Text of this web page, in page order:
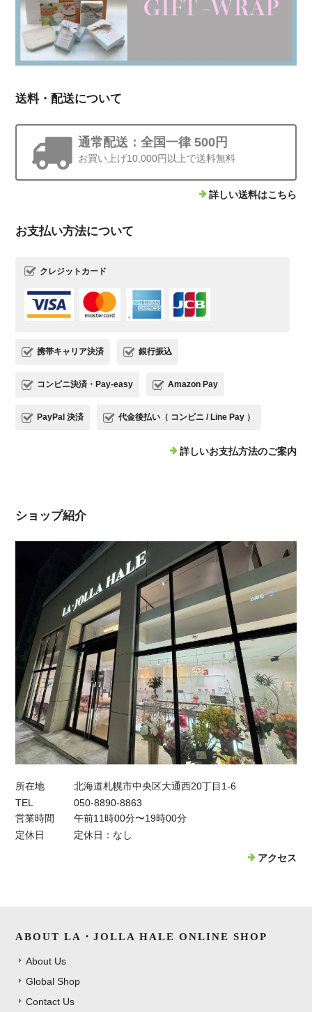
送料・配送について
通常配送：全国一律 500円
お買い上げ10,000円以上で送料無料
詳しい送料はこちら
お支払い方法について
クレジットカード
携帯キャリア決済 銀行振込
コンビニ決済・Pay-easy Amazon Pay
PayPal 決済 代金後払い（ コンビニ / Line Pay ）
詳しいお支払方法のご案内
ショップ紹介
所在地
北海道札幌市中央区大通西20丁目1-6
TEL
050-8890-8863
営業時間
午前11時00分〜19時00分
定休日
定休日：なし
アクセス
ABOUT LA・JOLLA HALE ONLINE SHOP
About Us
Global Shop
Contact Us